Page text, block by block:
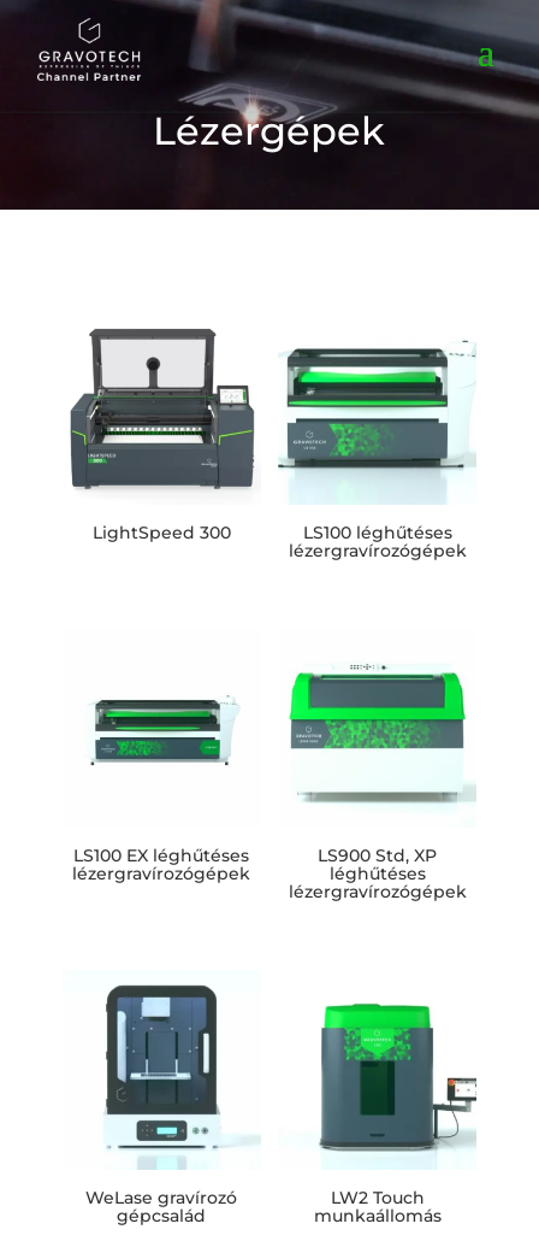
Lézergépek
LightSpeed 300
LS100 léghűtéses
lézergravírozógépek
LS100 EX léghűtéses
lézergravírozógépek
LS900 Std, XP
léghűtéses
lézergravírozógépek
WeLase gravírozó
gépcsalád
LW2 Touch
munkaállomás